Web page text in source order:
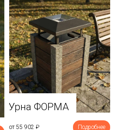
Урна ФОРМА
от 55 902 ₽ Подробнее